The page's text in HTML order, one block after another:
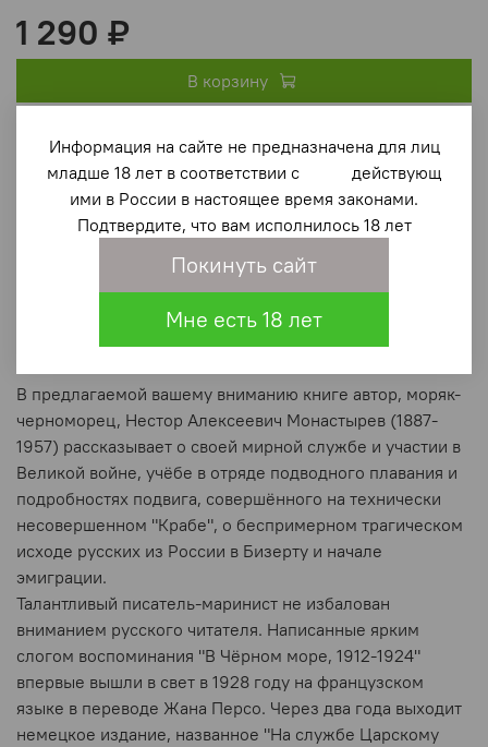
(0) В избранное
1 290 ₽
В корзину
Описание
В предлагаемой вашему вниманию книге автор, моряк-
черноморец, Нестор Алексеевич Монастырев (1887-
1957) рассказывает о своей мирной службе и участии в
Великой войне, учёбе в отряде подводного плавания и
подробностях подвига, совершённого на технически
несовершенном "Крабе", о беспримерном трагическом
исходе русских из России в Бизерту и начале
эмиграции.
Талантливый писатель-маринист не избалован
вниманием русского читателя. Написанные ярким
слогом воспоминания "В Чёрном море, 1912-1924"
впервые вышли в свет в 1928 году на французском
языке в переводе Жана Персо. Через два года выходит
немецкое издание, названное "На службе Царскому
Информация на сайте не предназначена для лиц
младше 18 лет в соответствии с действующ
ими в России в настоящее время законами.
Подтвердите, что вам исполнилось 18 лет
Покинуть сайт
Мне есть 18 лет